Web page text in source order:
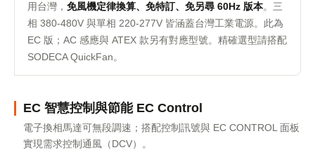
用台灣， 免風機定律換算、免特訂、免另尋 60Hz 版本。三
相 380-480V 與單相 220-277V 皆涵蓋台灣工業電源。此為
EC 版；AC 感應與 ATEX 款另有對應型號。精確選型請搭配
SODECA QuickFan。
EC 智慧控制與節能 EC Control
電子換相馬達可無段調速；搭配控制訊號與 EC CONTROL 面板
實現需求控制通風（DCV）。